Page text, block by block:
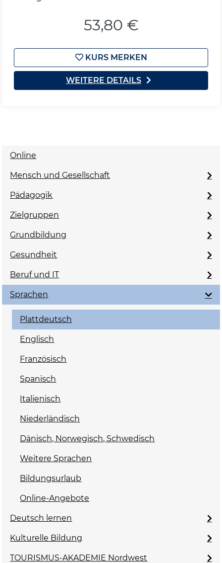
53,80 €
KURS MERKEN
WEITERE DETAILS
Online
Mensch und Gesellschaft
Pädagogik
Zielgruppen
Grundbildung
Gesundheit
Beruf und IT
Sprachen
Plattdeutsch
Englisch
Französisch
Spanisch
Italienisch
Niederländisch
Dänisch, Norwegisch, Schwedisch
Weitere Sprachen
Bildungsurlaub
Online-Angebote
Deutsch lernen
Kulturelle Bildung
TOURISMUS-AKADEMIE Nordwest